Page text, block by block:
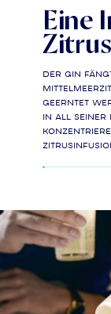
Eine
Der Gin
geerntet
in all seiner